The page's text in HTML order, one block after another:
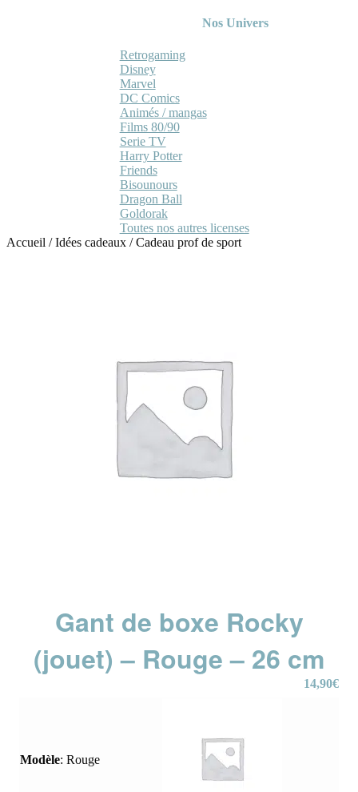
Nos Univers
Retrogaming
Disney
Marvel
DC Comics
Animés / mangas
Films 80/90
Serie TV
Harry Potter
Friends
Bisounours
Dragon Ball
Goldorak
Toutes nos autres licenses
Accueil /Idées cadeaux /Cadeau prof de sport
Gant de boxe Rocky
(jouet) – Rouge – 26 cm
14,90€
Modèle: Rouge